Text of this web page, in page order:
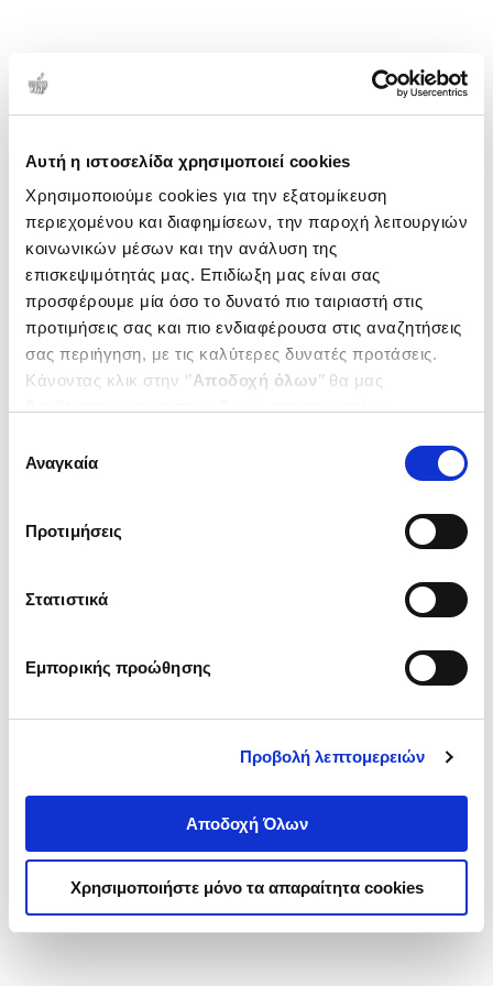
Αυτή η ιστοσελίδα χρησιμοποιεί cookies
Χρησιμοποιούμε cookies για την εξατομίκευση
περιεχομένου και διαφημίσεων, την παροχή λειτουργιών
κοινωνικών μέσων και την ανάλυση της
επισκεψιμότητάς μας. Επιδίωξη μας είναι σας
προσφέρουμε μία όσο το δυνατό πιο ταιριαστή στις
προτιμήσεις σας και πιο ενδιαφέρουσα στις αναζητήσεις
σας περιήγηση, με τις καλύτερες δυνατές προτάσεις.
Κάνοντας κλικ στην ‘’Αποδοχή όλων’’ θα μας
ενδιαφέρουν και να επιλέξετε από τα παρακάτω με την
΄΄και να ενημερωθείτε σχετικά με
συγκατάθεσης
Αναγκαία
Προτιμήσεις
Στατιστικά
Εμπορικής προώθησης
Προβολή λεπτομερειών
Αποδοχή Όλων
Χρησιμοποιήστε μόνο τα απαραίτητα cookies